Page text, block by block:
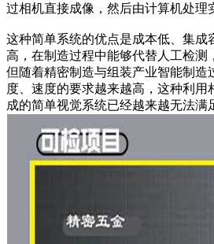
过相机直接成像，然后由计算机处理
这种简单系统的优点是成本低、集成
高，在制造过程中能够代替人工检测
但随着精密制造与组装产业智能制造
度、速度的要求越来越高，这种利用
成的简单视觉系统已经越来越无法满